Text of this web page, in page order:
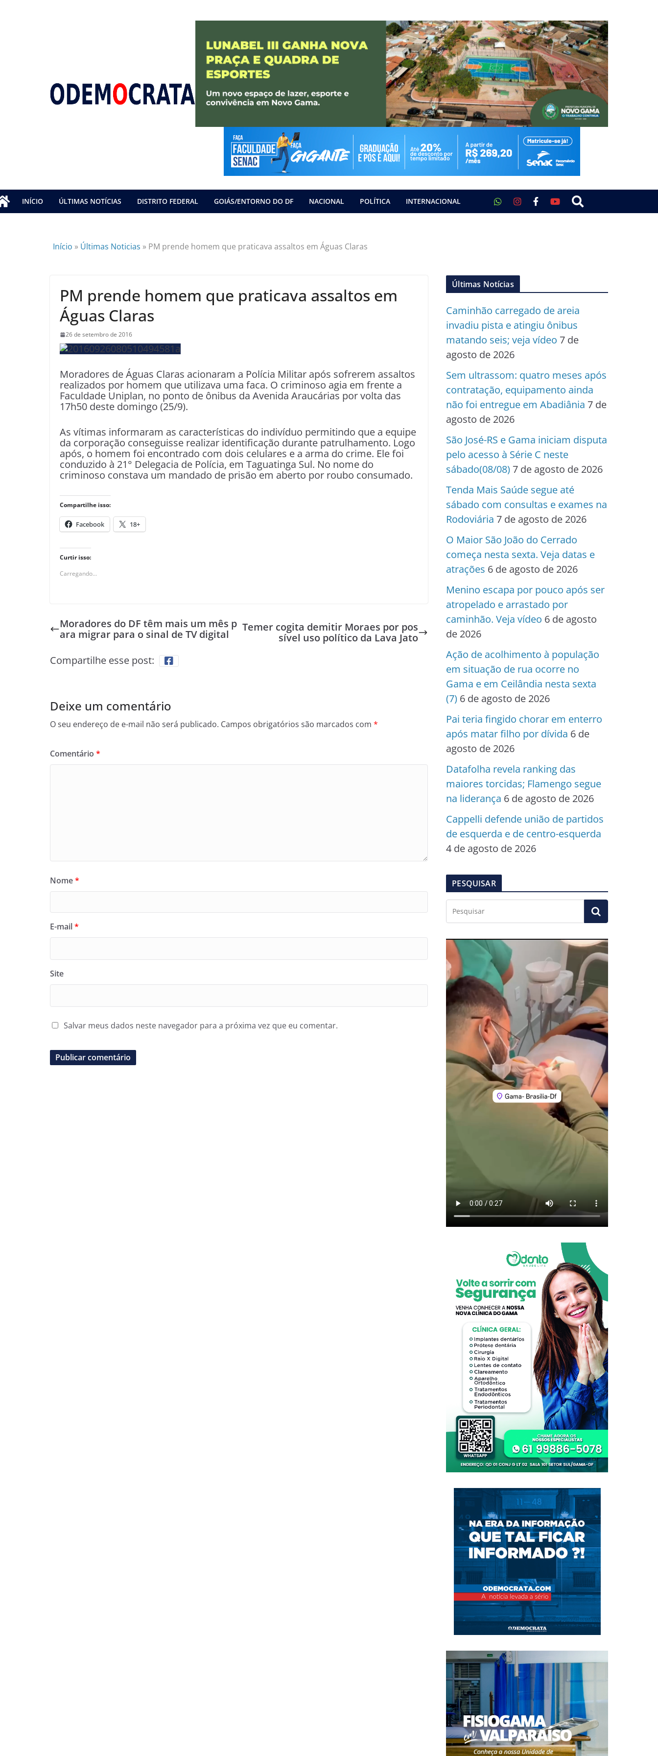
INÍCIO ÚLTIMAS NOTÍCIAS DISTRITO FEDERAL GOIÁS/ENTORNO DO DF NACIONAL POLÍTICA INTERNACIONAL
Início » Últimas Noticias » PM prende homem que praticava assaltos em Águas Claras
PM prende homem que praticava assaltos em
Águas Claras
26 de setembro de 2016
Moradores de Águas Claras acionaram a Polícia Militar após sofrerem assaltos
realizados por homem que utilizava uma faca. O criminoso agia em frente a
Faculdade Uniplan, no ponto de ônibus da Avenida Araucárias por volta das
17h50 deste domingo (25/9).
As vítimas informaram as características do indivíduo permitindo que a equipe
da corporação conseguisse realizar identificação durante patrulhamento. Logo
após, o homem foi encontrado com dois celulares e a arma do crime. Ele foi
conduzido à 21° Delegacia de Polícia, em Taguatinga Sul. No nome do
criminoso constava um mandado de prisão em aberto por roubo consumado.
Compartilhe isso:
Facebook 18+
Curtir isso:
Carregando...
Moradores do DF têm mais um mês p
ara migrar para o sinal de TV digital
Temer cogita demitir Moraes por pos
sível uso político da Lava Jato
Compartilhe esse post:
Deixe um comentário
O seu endereço de e-mail não será publicado. Campos obrigatórios são marcados com *
Comentário *
Nome*
E-mail*
Site
Salvar meus dados neste navegador para a próxima vez que eu comentar.
Últimas Notícias
Caminhão carregado de areia
invadiu pista e atingiu ônibus
matando seis; veja vídeo 7 de
agosto de 2026
Sem ultrassom: quatro meses após
contratação, equipamento ainda
não foi entregue em Abadiânia 7 de
agosto de 2026
São José-RS e Gama iniciam disputa
pelo acesso à Série C neste
sábado(08/08) 7 de agosto de 2026
Tenda Mais Saúde segue até
sábado com consultas e exames na
Rodoviária 7 de agosto de 2026
O Maior São João do Cerrado
começa nesta sexta. Veja datas e
atrações 6 de agosto de 2026
Menino escapa por pouco após ser
atropelado e arrastado por
caminhão. Veja vídeo 6 de agosto
de 2026
Ação de acolhimento à população
em situação de rua ocorre no
Gama e em Ceilândia nesta sexta
(7) 6 de agosto de 2026
Pai teria fingido chorar em enterro
após matar filho por dívida 6 de
agosto de 2026
Datafolha revela ranking das
maiores torcidas; Flamengo segue
na liderança 6 de agosto de 2026
Cappelli defende união de partidos
de esquerda e de centro-esquerda
4 de agosto de 2026
PESQUISAR